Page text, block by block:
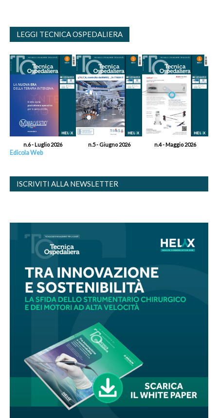
LEGGI TECNICA OSPEDALIERA
n.6 - Luglio 2026 n.5 - Giugno 2026 n.4 - Maggio 2026
Edicola Web
ISCRIVITI ALLA NEWSLETTER